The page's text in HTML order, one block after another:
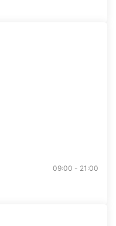
09:00 - 21:00